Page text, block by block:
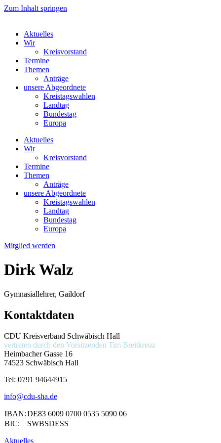
Zum Inhalt springen
Aktuelles
Wir
Kreisvorstand
Termine
Themen
Anträge
unsere Abgeordnete
Kreistagswahlen
Landtag
Bundestag
Europa
Aktuelles
Wir
Kreisvorstand
Termine
Themen
Anträge
unsere Abgeordnete
Kreistagswahlen
Landtag
Bundestag
Europa
Mitglied werden
Dirk Walz
Gymnasiallehrer, Gaildorf
Kontaktdaten
CDU Kreisverband Schwäbisch Hall
vertreten durch den Vorsitzenden Tim Breitkreuz
Heimbacher Gasse 16
74523 Schwäbisch Hall
Tel: 0791 94644915
info@cdu-sha.de
IBAN:DE83 6009 0700 0535 5090 06
BIC:
SWBSDESS
Aktuelles